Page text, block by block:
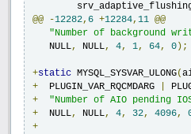
@@
-12282, 6 +12284, 11 @@
"Number of background
   NULL
, NULL, 4, 1, 64, 0 );
+static MYSQL_SYSVAR_ULONG(
+
  PLUGIN_VAR_RQCMDARG
+
"Number of AIO pending
+
  NULL
, NULL, 4, 32, 4096,
+